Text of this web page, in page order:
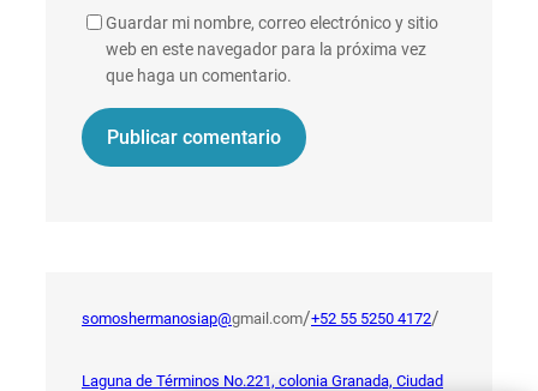
Guardar mi nombre, correo electrónico y sitio
web en este navegador para la próxima vez
que haga un comentario.
somoshermanosiap@gmail.com/+52 55 5250 4172/
Laguna de Términos No.221, colonia Granada, Ciudad